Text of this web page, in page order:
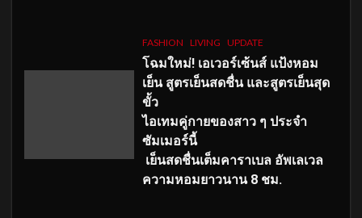
FASHION LIVING UPDATE
โฉมใหม่! เอเวอร์เซ้นส์ แป้งหอม
เย็น สูตรเย็นสดชื่น และสูตรเย็นสุด
ขั้ว
ไอเทมคู่กายของสาว ๆ ประจำ
ซัมเมอร์นี้
เย็นสดชื่นเต็มคาราเบล อัพเลเวล
ความหอมยาวนาน 8 ชม.